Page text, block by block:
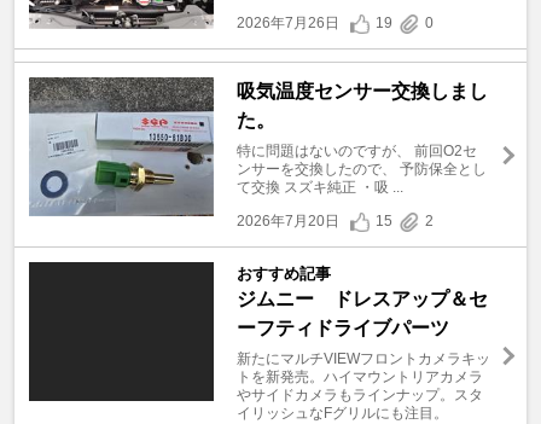
2026年7月26日
19 0
吸気温度センサー交換しまし
た。
特に問題はないのですが、 前回O2セ
ンサーを交換したので、 予防保全とし
て交換 スズキ純正 ・吸 ...
2026年7月20日
15 2
おすすめ記事
ジムニー ドレスアップ＆セ
ーフティドライブパーツ
新たにマルチVIEWフロントカメラキッ
トを新発売。ハイマウントリアカメラ
やサイドカメラもラインナップ。スタ
イリッシュなFグリルにも注目。